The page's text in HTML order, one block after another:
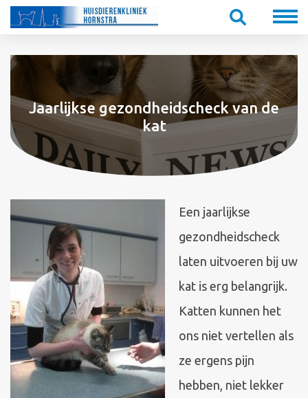
Jaarlijkse gezondheidscheck van de
kat
Een jaarlijkse
gezondheidscheck
laten uitvoeren bij uw
kat is erg belangrijk.
Katten kunnen het
ons niet vertellen als
ze ergens pijn
hebben, niet lekker